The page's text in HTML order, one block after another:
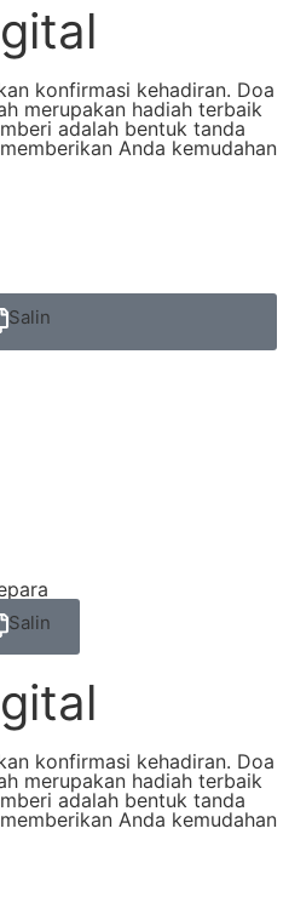
konfirmasi kehadiran. Doa
merupakan hadiah terbaik
adalah bentuk tanda
Anda kemudahan
Salin
Salin
konfirmasi kehadiran. Doa
merupakan hadiah terbaik
adalah bentuk tanda
Anda kemudahan